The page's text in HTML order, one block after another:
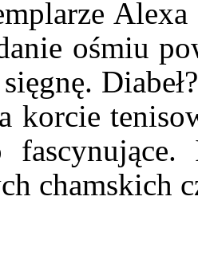
ośmiu
korcie
chamskich